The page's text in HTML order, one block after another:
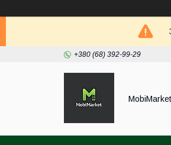
+380 (68) 392-99-29
MobiMarket